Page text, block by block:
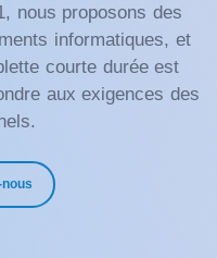
nous proposons des
informatiques, et
courte durée est
aux exigences des